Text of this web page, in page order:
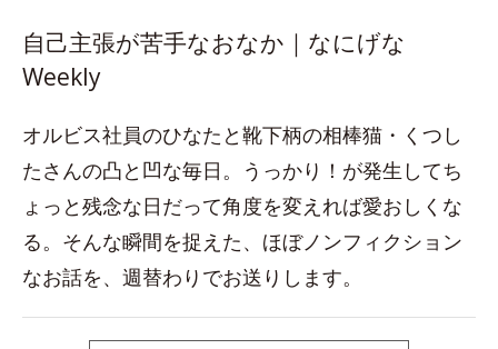
自己主張が苦手なおなか｜なにげな
Weekly
オルビス社員のひなたと靴下柄の相棒猫・くつし
たさんの凸と凹な毎日。うっかり！が発生してち
ょっと残念な日だって角度を変えれば愛おしくな
る。そんな瞬間を捉えた、ほぼノンフィクション
なお話を、週替わりでお送りします。